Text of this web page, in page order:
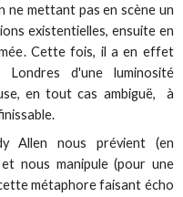
ne mettant pas en scène un
existentielles, ensuite en
Cette fois, il a en effet
d'une luminosité
en tout cas ambiguë, à
Allen nous prévient (en
nous manipule (pour une
métaphore faisant écho